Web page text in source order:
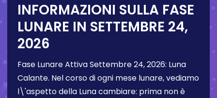
INFORMAZIONI SULLA FASE
LUNARE IN SETTEMBRE 24,
2026
Fase Lunare AttivaSettembre 24, 2026: Luna
Calante. Nel corso di ogni mese lunare, vediamo
l\'aspetto della Luna cambiare: prima non è